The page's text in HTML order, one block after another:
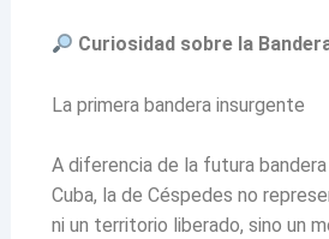
Curiosidad sobre la
La primera bandera insurgente
A diferencia de la futura
Cuba, la de Céspedes no
ni un territorio liberado, sino un